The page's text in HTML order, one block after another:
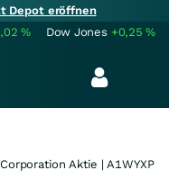
Depot eröffnen
% Dow Jones +0,25%
Aktie | A1WYXP